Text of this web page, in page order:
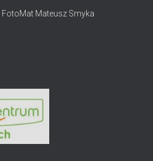
FotoMat Mateusz Smyka